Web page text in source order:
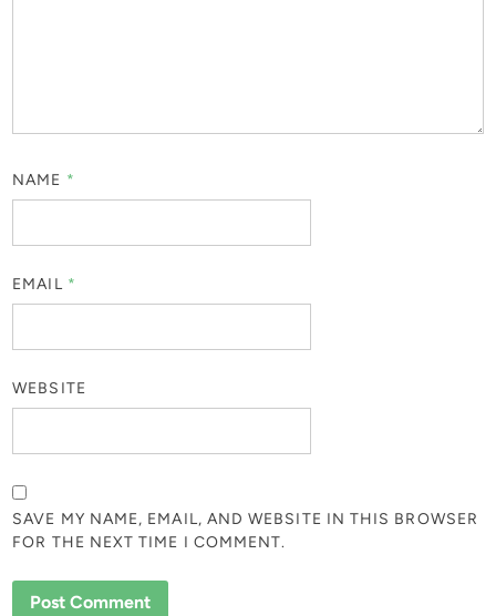
NAME *
EMAIL *
WEBSITE
SAVE MY NAME, EMAIL, AND WEBSITE IN THIS BROWSER
FOR THE NEXT TIME I COMMENT.